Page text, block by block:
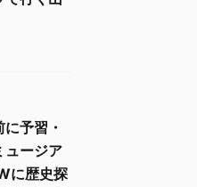
予習・
ュージア
に歴史探